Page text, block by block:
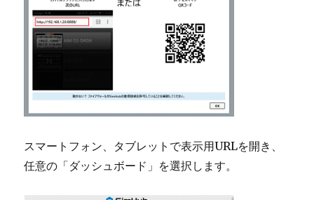
スマートフォン、タブレットで表示用URLを開き、
任意の「ダッシュボード」を選択します。